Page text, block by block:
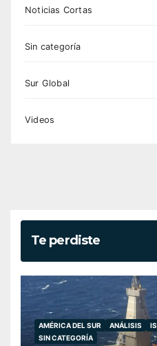
Noticias Cortas
Sin categoría
Sur Global
Videos
Te perdiste
AMÉRICA DEL SUR ANÁLISIS
SIN CATEGORÍA